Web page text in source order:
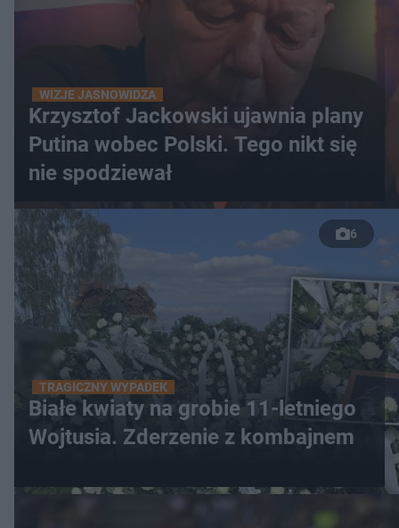
WIZJE JASNOWIDZA
Krzysztof Jackowski ujawnia plany
Putina wobec Polski. Tego nikt się
nie spodziewał
6
TRAGICZNY WYPADEK
Białe kwiaty na grobie 11-letniego
Wojtusia. Zderzenie z kombajnem